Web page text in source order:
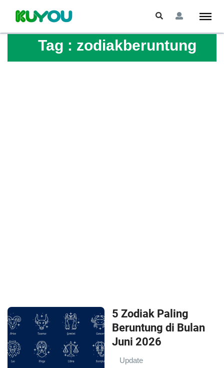
Tag : zodiakberuntung
5 Zodiak Paling
Beruntung di Bulan
Juni 2026
Update